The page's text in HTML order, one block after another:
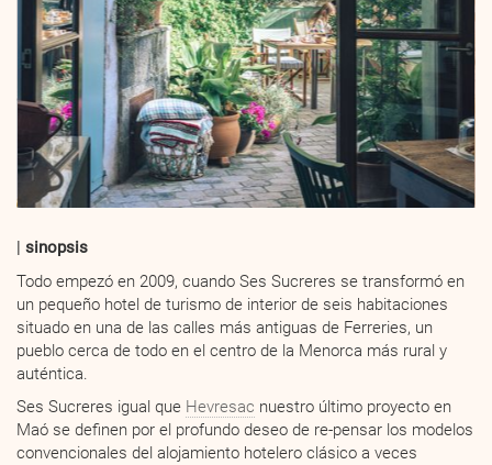
Localización
Esto es todo?
Blog
Booking
sinopsis
Todo empezó en 2009, cuando Ses Sucreres se transformó en
un pequeño hotel de turismo de interior de seis habitaciones
situado en una de las calles más antiguas de Ferreries, un
pueblo cerca de todo en el centro de la Menorca más rural y
auténtica.
Ses Sucreres igual que Hevresac nuestro último proyecto en
Maó se definen por el profundo deseo de re-pensar los modelos
convencionales del alojamiento hotelero clásico a veces